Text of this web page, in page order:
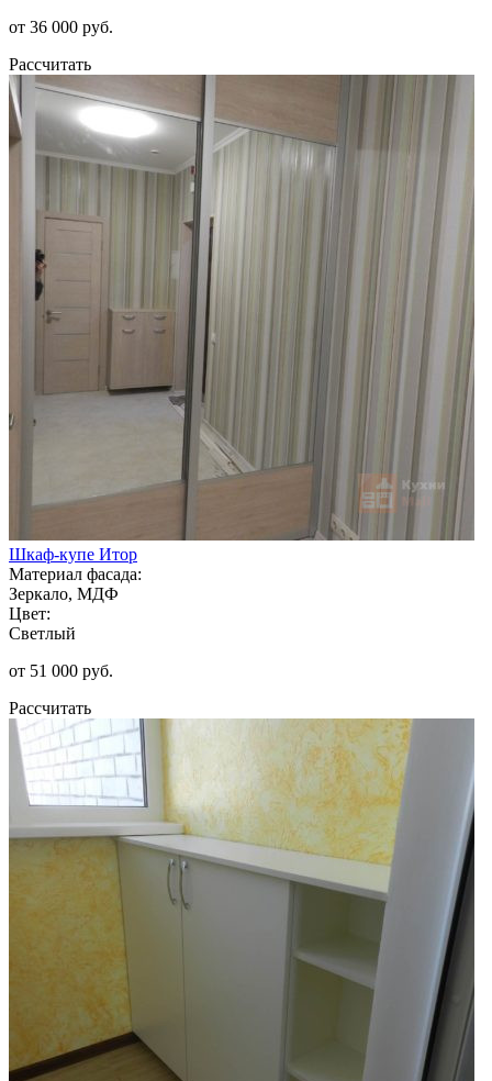
от 36 000 руб.
Рассчитать
Шкаф-купе Итор
Материал фасада:
Зеркало, МДФ
Цвет:
Светлый
от 51 000 руб.
Рассчитать